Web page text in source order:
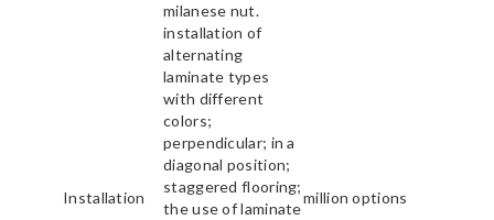
milanese nut.
Installation
installation of
alternating
laminate types
with different
colors;
perpendicular; in a
diagonal position;
staggered flooring;
the use of laminate
million options